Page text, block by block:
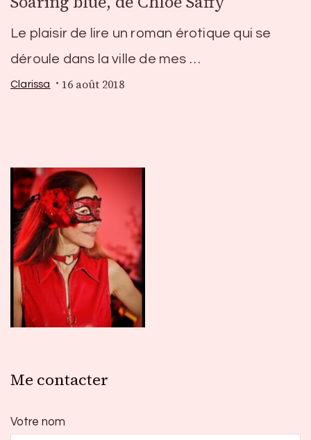
Le plaisir de lire un roman érotique qui se
déroule dans la ville de mes …
Clarissa 16 août 2018
Me contacter
Votre nom